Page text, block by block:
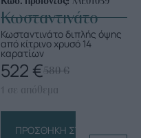
Κωσταντινάτο
Κωσταντινάτο διπλής όψης
από κίτρινο χρυσό 14
καρατίων
580€
522 €
1 σε απόθεμα
ΠΡΟΣΘΉΚΗ ΣΤΟ ΚΑΛΆΘΙ